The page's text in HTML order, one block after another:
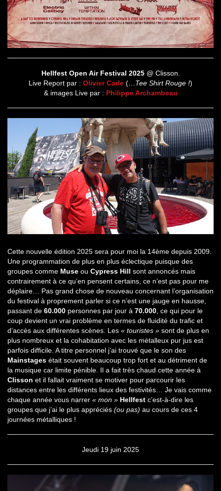
Hellfest Open Air Festival 2025@ Clisson.
Live Report par : Olivier Carle (… Tee Shirt Rouge !)
& images Live par : Philippe Archambeau
Cette nouvelle édition 2025 sera pour moi la 14ème depuis 2009.
Une programmation de plus en plus éclectique puisque des
groupes comme Muse ou Cypress Hill sont annoncés mais
contrairement à ce qu’en pensent certains, ce n’est pas pour me
déplaire… Pas grand chose de nouveau concernant l’organisation
du festival à proprement parler si ce n’est une jauge en hausse,
passant de 60.000 personnes par jour à 70.000 , ce qui pour le
coup devient un vrai problème en termes de fluidité du trafic et
d’accès aux différentes scènes. Les « touristes » sont de plus en
plus nombreux et la cohabitation avec les métalleux pur jus est
parfois difficile. A titre personnel j’ai trouvé que le son des
Mainstages était souvent beaucoup trop fort et au détriment de
la musique car limite pénible. Il a fait très chaud cette année à
Clisson et il fallait vraiment se motiver pour parcourir les
distances entre les différents lieux des festivités… Je vais comme
chaque année vous narrer « mon » Hellfest c’est-à-dire les
groupes que j’ai le plus appréciés (ou pas) au cours de ces 4
journées métalliques !
Jeudi 19 juin 2025